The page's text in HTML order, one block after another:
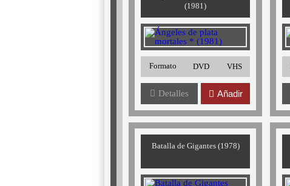
(1981)
Formato DVD VHS
Detalles Añadir
Batalla de Gigantes (1978)